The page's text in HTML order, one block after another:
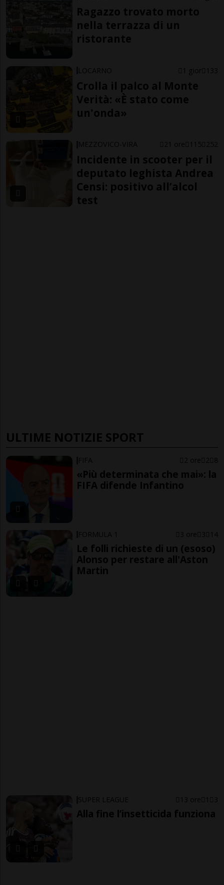
Ragazzo trovato morto
nella terrazza di un
ristorante
LOCARNO 1 gior 133
Crolla il palco al Monte
Verità: «È stato come
un'onda»
MEZZOVICO-VIRA 21 ore 115 252
Incidente in scooter per il
deputato leghista Andrea
Censi: positivo all’alcol
test
ULTIME NOTIZIE SPORT
FIFA 2 ore 2 8
«Più determinata che mai»: la
FIFA difende Infantino
FORMULA 1 3 ore 3 14
Le folli richieste di un (esoso)
Alonso per restare all'Aston
Martin
SUPER LEAGUE 13 ore 1 3
Alla fine l’insetticida funziona